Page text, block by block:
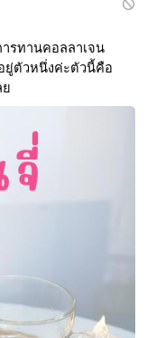
รทานคอลลาเจน
ยู่ตัวหนึ่งค่ะตัวนี้คือ
ย